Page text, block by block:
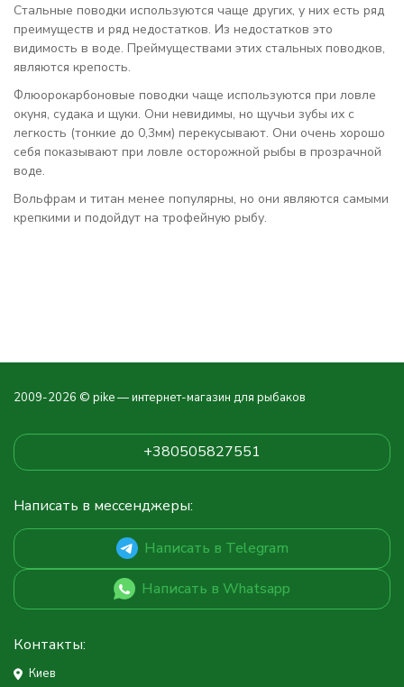
Стальные поводки используются чаще других, у них есть ряд
преимуществ и ряд недостатков. Из недостатков это
видимость в воде. Преймуществами этих стальных поводков,
являются крепость.
Флюорокарбоновые поводки чаще используются при ловле
окуня, судака и щуки. Они невидимы, но щучьи зубы их с
легкость (тонкие до 0,3мм) перекусывают. Они очень хорошо
себя показывают при ловле осторожной рыбы в прозрачной
воде.
Вольфрам и титан менее популярны, но они являются самыми
крепкими и подойдут на трофейную рыбу.
2009-2026 © pike — интернет-магазин для рыбаков
+380505827551
Написать в мессенджеры:
Написать в Telegram
Написать в Whatsapp
Контакты:
Киев